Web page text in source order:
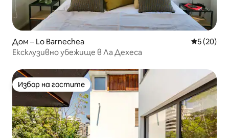
Дом – Lo Barnechea Средна
5 (20)
Ексклузивно убежище в Ла Дехеса
Избор на гостите
Избор на гостите